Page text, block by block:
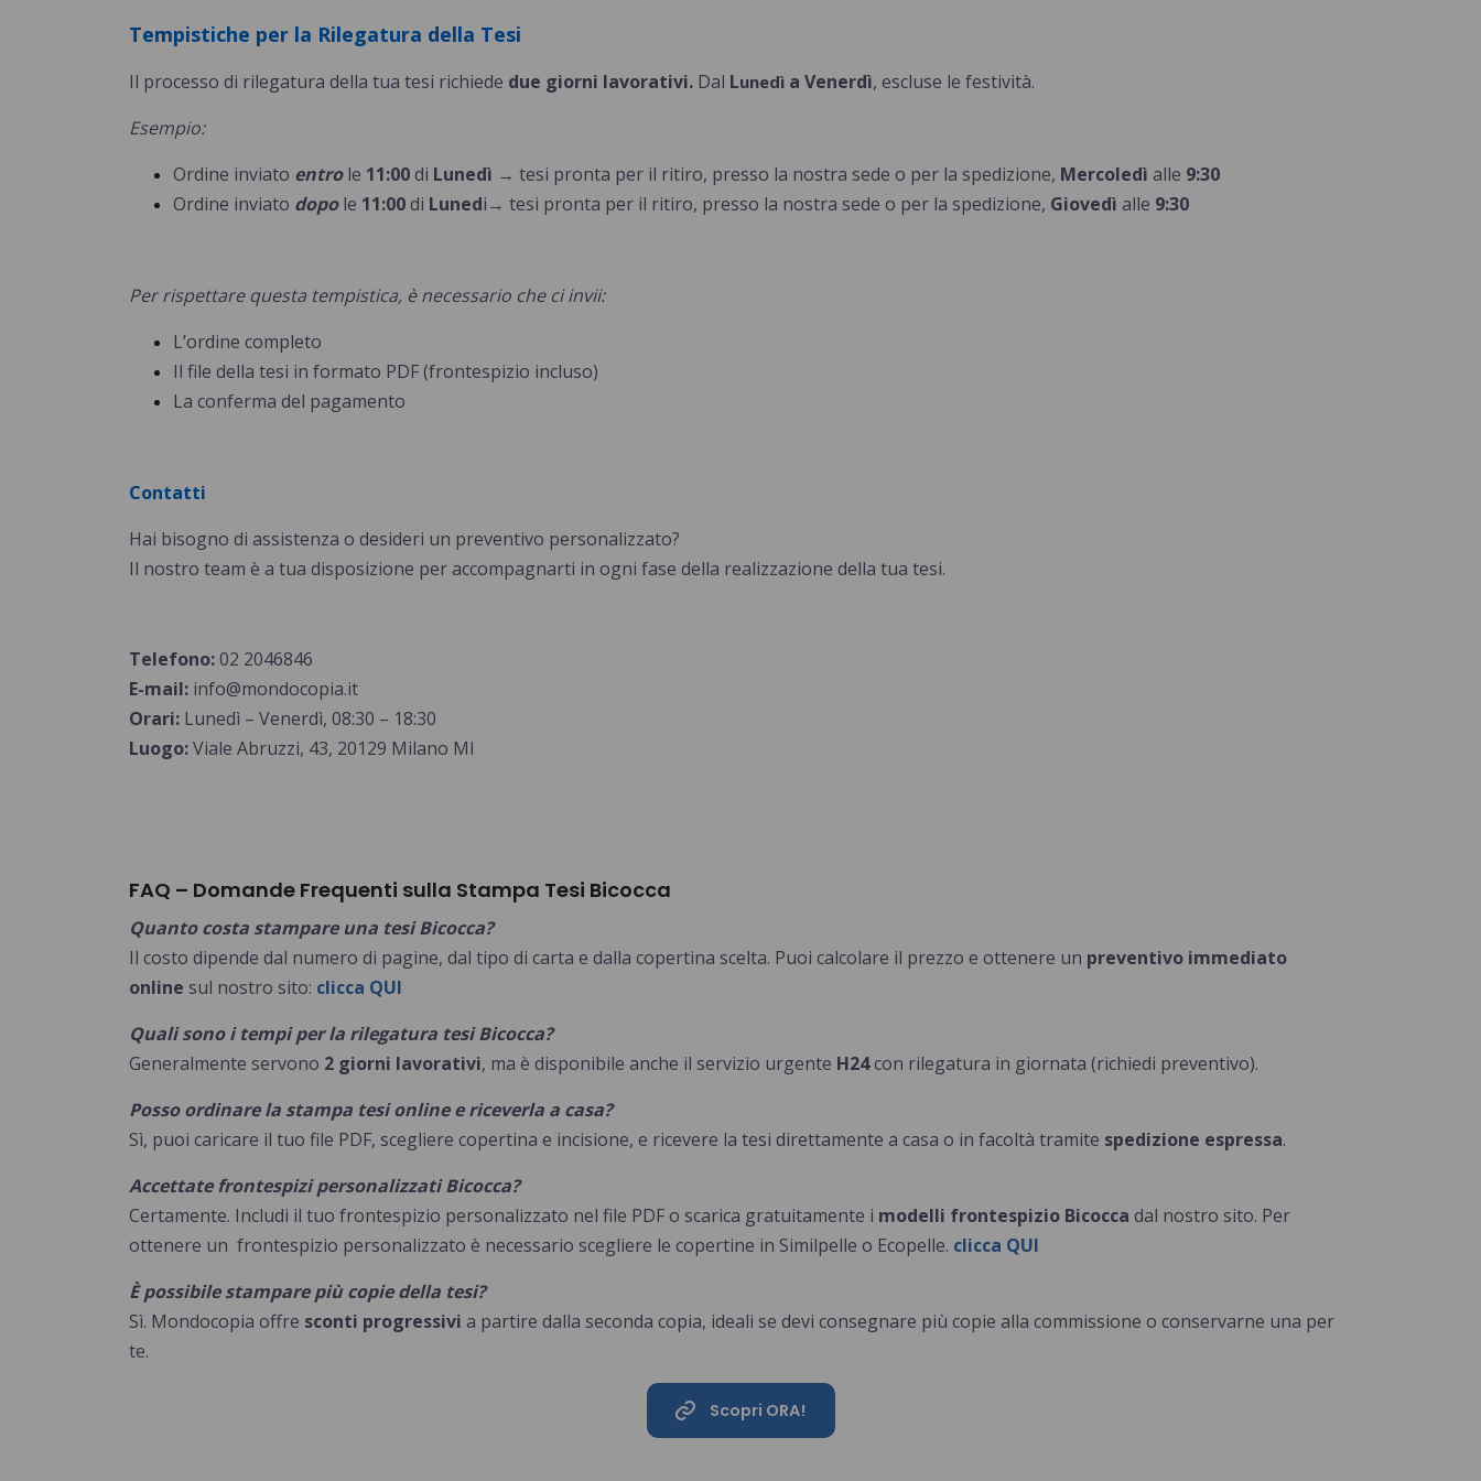
Tempistiche per la Rilegatura della Tesi
Il processo di rilegatura della tua tesi richiede due giorni lavorativi. Dal Lunedì a Venerdì, escluse le festività.
Esempio:
Ordine inviato entrole 11:00di Lunedì → tesi pronta per il ritiro, presso la nostra sede o per la spedizione, Mercoledì alle 9:30
Ordine inviato dopole 11:00di Lunedi→ tesi pronta per il ritiro, presso la nostra sede o per la spedizione, Giovedì alle 9:30
Per rispettare questa tempistica, è necessario che ci invii:
L’ordine completo
Il file della tesi in formato PDF (frontespizio incluso)
La conferma del pagamento
Contatti
Hai bisogno di assistenza o desideri un preventivo personalizzato?
Il nostro team è a tua disposizione per accompagnarti in ogni fase della realizzazione della tua tesi.
Telefono:02 2046846
E-mail: info@mondocopia.it
Orari: Lunedì – Venerdì, 08:30 – 18:30
Luogo:Viale Abruzzi, 43, 20129 Milano MI
FAQ – Domande Frequenti sulla Stampa Tesi Bicocca
Quanto costa stampare una tesi Bicocca?
Il costo dipende dal numero di pagine, dal tipo di carta e dalla copertina scelta. Puoi calcolare il prezzo e ottenere un preventivo immediato
online sul nostro sito: clicca QUI
Quali sono i tempi per la rilegatura tesiBicocca?
Generalmente servono 2 giorni lavorativi, ma è disponibile anche il servizio urgente H24con rilegatura in giornata (richiedi preventivo).
Posso ordinare la stampa tesi online e riceverla a casa?
Sì, puoi caricare il tuo file PDF, scegliere copertina e incisione, e ricevere la tesi direttamente a casa o in facoltà tramite spedizione espressa.
Accettate frontespizi personalizzatiBicocca?
Certamente. Includi il tuo frontespizio personalizzato nel file PDF o scarica gratuitamente i modelli frontespizio Bicocca dal nostro sito. Per
ottenere un frontespizio personalizzato è necessario scegliere le copertine in Similpelle o Ecopelle. clicca QUI
È possibile stampare più copie della tesi?
Sì. Mondocopia offre sconti progressivi a partire dalla seconda copia, ideali se devi consegnare più copie alla commissione o conservarne una per
te.
Scopri ORA!